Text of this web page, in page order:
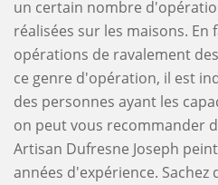
un certain nombre
réalisées sur les maisons.
opérations de ravalement
ce genre d'opération, il est
des personnes ayant les
on peut vous recommander
Artisan Dufresne Joseph
années d'expérience. Sachez